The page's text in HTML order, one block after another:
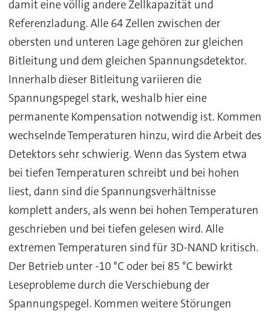
damit eine völlig andere Zellkapazität und
Referenzladung. Alle 64 Zellen zwischen der
obersten und unteren Lage gehören zur gleichen
Bitleitung und dem gleichen Spannungsdetektor.
Innerhalb dieser Bitleitung variieren die
Spannungspegel stark, weshalb hier eine
permanente Kompensation notwendig ist. Kommen
wechselnde Temperaturen hinzu, wird die Arbeit des
Detektors sehr schwierig. Wenn das System etwa
bei tiefen Temperaturen schreibt und bei hohen
liest, dann sind die Spannungsverhältnisse
komplett anders, als wenn bei hohen Temperaturen
geschrieben und bei tiefen gelesen wird. Alle
extremen Temperaturen sind für 3D-NAND kritisch.
Der Betrieb unter -10 °C oder bei 85 °C bewirkt
Leseprobleme durch die Verschiebung der
Spannungspegel. Kommen weitere Störungen